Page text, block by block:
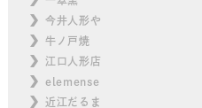
今井人形や
牛ノ戸焼
江口人形店
elemense
近江だるま